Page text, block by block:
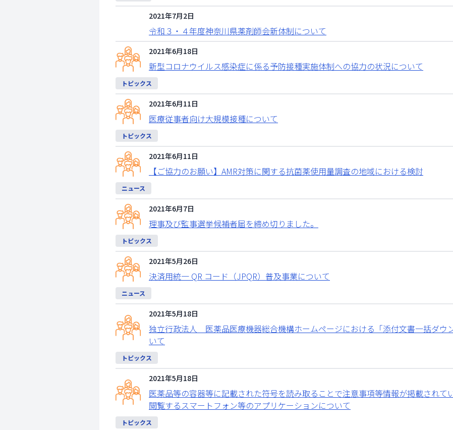
2021年7月2日
令和３・４年度神奈川県薬剤師会新体制について
2021年6月18日
新型コロナウイルス感染症に係る予防接種実施体制への協力の状況について
トピックス
2021年6月11日
医療従事者向け大規模接種について
トピックス
2021年6月11日
【ご協力のお願い】AMR対策に関する抗菌薬使用量調査の地域における検討
ニュース
2021年6月7日
理事及び監事選挙候補者届を締め切りました。
トピックス
2021年5月26日
決済用統一 QR コード（JPQR）普及事業について
ニュース
2021年5月18日
独立行政法人 医薬品医療機器総合機構ホームページにおける「添付文書一括ダウ
いて
トピックス
2021年5月18日
医薬品等の容器等に記載された符号を読み取ることで注意事項等情報が掲載されて
閲覧するスマートフォン等のアプリケーションについて
トピックス